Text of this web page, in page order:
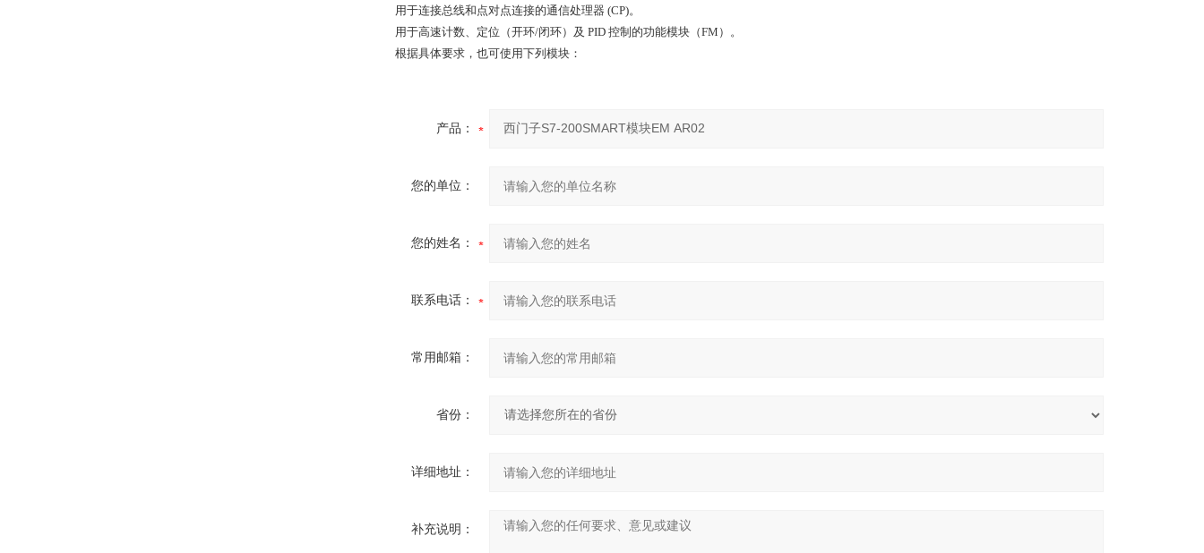
用于连接总线和点对点连接的通信处理器 (CP)。
用于高速计数、定位（开环/闭环）及 PID 控制的功能模块（FM）。
根据具体要求，也可使用下列模块：
产品：
您的单位：
您的姓名：
联系电话：
常用邮箱：
省份：
详细地址：
补充说明：